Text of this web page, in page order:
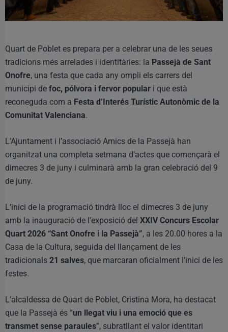
Quart de Poblet es prepara per a celebrar una de les seues
tradicions més arrelades i identitàries: la Passejà de Sant
Onofre, una festa que cada any ompli els carrers del
municipi de foc, pólvora i fervor popular i que està
reconeguda com a Festa d’Interés Turístic Autonòmic de la
Comunitat Valenciana.
L’Ajuntament i l’associació Amics de la Passejà han
organitzat una completa setmana d’actes que començarà el
dimecres 3 de juny i culminarà amb la gran celebració del 9
de juny.
L’inici de la programació tindrà lloc el dimecres 3 de juny
amb la inauguració de l’exposició del XXIV Concurs Escolar
Quart 2026 “Sant Onofre i la Passejà”, a les 20.00 hores a la
Casa de la Cultura, seguida del llançament de les
tradicionals 21 salves, que marcaran oficialment l’inici de les
festes.
L’alcaldessa de Quart de Poblet, Cristina Mora, ha destacat
que la Passejà és “un llegat viu i una emoció que es
transmet sense paraules”, subratllant el valor identitari